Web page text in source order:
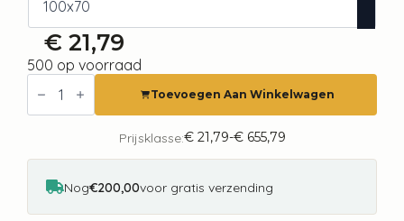
€ 21,79
500 op voorraad
Fotobehang
Terrazzo
Cheerful
Pattern
on
Toevoegen Aan Winkelwagen
Prijsklasse:€21,79-€655,79
Prijsklasse:
€ 21,79
€ 655,79
Nog€200,00voor gratis verzending